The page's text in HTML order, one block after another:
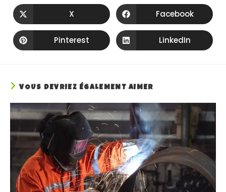
X Facebook
Pinterest LinkedIn
VOUS DEVRIEZ ÉGALEMENT AIMER